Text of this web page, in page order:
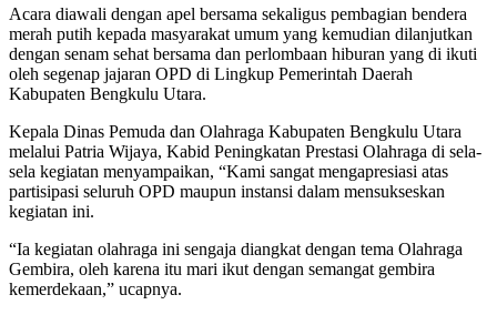
Acara diawali dengan apel bersama sekaligus pembagian bendera
merah putih kepada masyarakat umum yang kemudian dilanjutkan
dengan senam sehat bersama dan perlombaan hiburan yang di ikuti
oleh segenap jajaran OPD di Lingkup Pemerintah Daerah
Kabupaten Bengkulu Utara.
Kepala Dinas Pemuda dan Olahraga Kabupaten Bengkulu Utara
melalui Patria Wijaya, Kabid Peningkatan Prestasi Olahraga di sela-
sela kegiatan menyampaikan, “Kami sangat mengapresiasi atas
partisipasi seluruh OPD maupun instansi dalam mensukseskan
kegiatan ini.
“Ia kegiatan olahraga ini sengaja diangkat dengan tema Olahraga
Gembira, oleh karena itu mari ikut dengan semangat gembira
kemerdekaan,” ucapnya.